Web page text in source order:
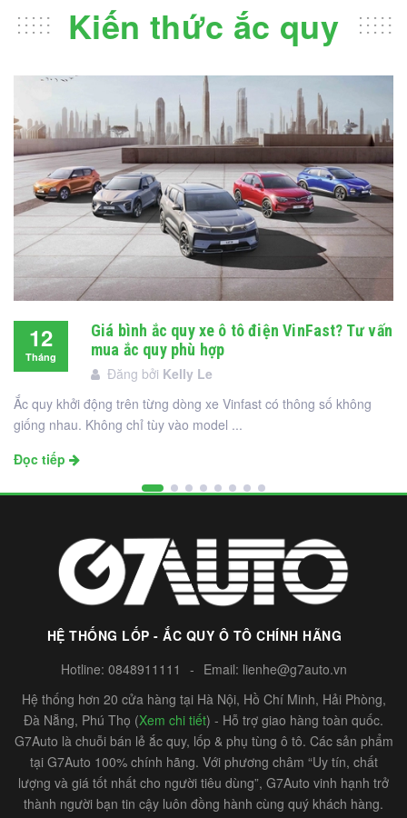
Kiến thức ắc quy
12
Tháng
Giá bình ắc quy xe ô tô điện VinFast? Tư vấn
mua ắc quy phù hợp
Đăng bởi Kelly Le
Ắc quy khởi động trên từng dòng xe Vinfast có thông số không
giống nhau. Không chỉ tùy vào model ...
Đọc tiếp
HỆ THỐNG LỐP - ẮC QUY Ô TÔ CHÍNH HÃNG
Hotline: 0848911111 - Email: lienhe@g7auto.vn
Hệ thống hơn 20 cửa hàng tại Hà Nội, Hồ Chí Minh, Hải Phòng,
Đà Nẵng, Phú Thọ (Xem chi tiết) - Hỗ trợ giao hàng toàn quốc.
G7Auto là chuỗi bán lẻ ắc quy, lốp & phụ tùng ô tô. Các sản phẩm
tại G7Auto 100% chính hãng. Với phương châm “Uy tín, chất
lượng và giá tốt nhất cho người tiêu dùng”, G7Auto vinh hạnh trở
thành người bạn tin cậy luôn đồng hành cùng quý khách hàng.